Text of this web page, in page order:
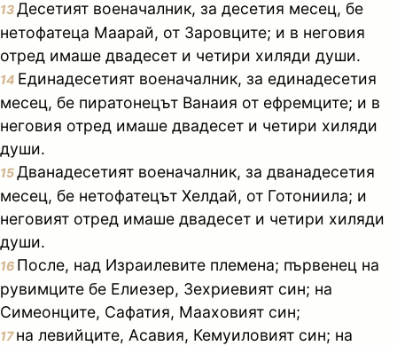
13Десетият военачалник, за десетия месец, бе
нетофатеца Маарай, от Заровците; и в неговия
отред имаше двадесет и четири хиляди души.
14 Единадесетият военачалник, за единадесетия
месец, бе пиратонецът Ванаия от ефремците; и в
неговия отред имаше двадесет и четири хиляди
души.
15Дванадесетият военачалник, за дванадесетия
месец, бе нетофатецът Хелдай, от Готониила; и
неговият отред имаше двадесет и четири хиляди
души.
16 После, над Израилевите племена; първенец на
рувимците бе Елиезер, Зехриевият син; на
Симеонците, Сафатия, Мааховият син;
17на левийците, Асавия, Кемуиловият син; на